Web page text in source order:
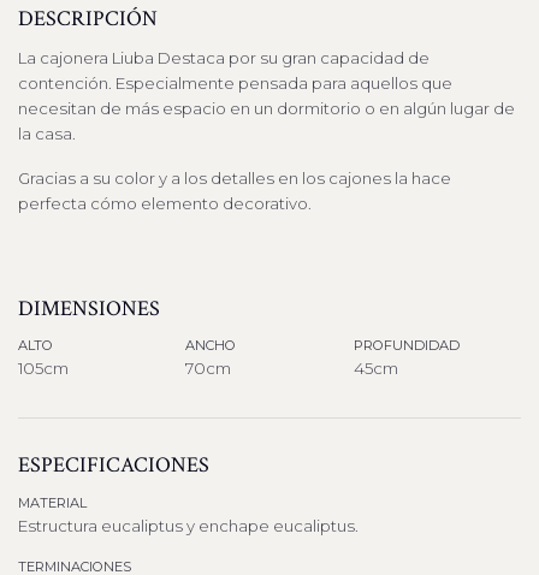
DESCRIPCIÓN
La cajonera Liuba Destaca por su gran capacidad de
contención. Especialmente pensada para aquellos que
necesitan de más espacio en un dormitorio o en algún lugar de
la casa.
Gracias a su color y a los detalles en los cajones la hace
perfecta cómo elemento decorativo.
DIMENSIONES
ALTO
105cm
ANCHO
70cm
PROFUNDIDAD
45cm
ESPECIFICACIONES
MATERIAL
Estructura eucaliptus y enchape eucaliptus.
TERMINACIONES